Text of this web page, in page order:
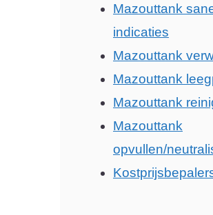
Mazouttank
indicaties
Mazouttank
Mazouttank
Mazouttank
Mazouttank
opvullen/